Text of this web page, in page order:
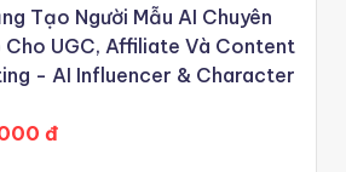
Tạo Người Mẫu AI Chuyên
Cho UGC, Affiliate Và Content
- AI Influencer & Character
đ